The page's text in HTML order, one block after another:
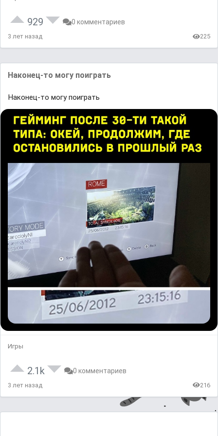
929 0 комментариев
3 лет назад 225
Наконец-то могу поиграть
Наконец-то могу поиграть
Игры
2.1k 0 комментариев
3 лет назад 216